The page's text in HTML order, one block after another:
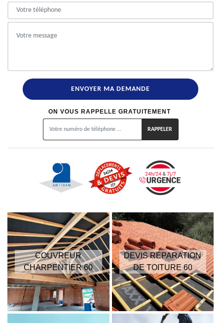
ON VOUS RAPPELLE GRATUITEMENT
COUVREUR
CHARPENTIER 60
DEVIS RÉPARATION
DE TOITURE 60